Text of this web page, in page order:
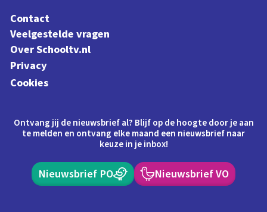
Contact
Veelgestelde vragen
Over Schooltv.nl
Privacy
Cookies
Ontvang jij de nieuwsbrief al? Blijf op de hoogte door je aan
te melden en ontvang elke maand een nieuwsbrief naar
keuze in je inbox!
Nieuwsbrief PO Nieuwsbrief VO